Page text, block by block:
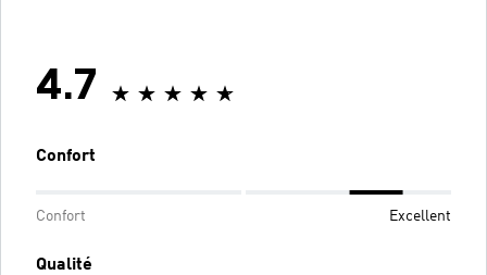
4.7
Confort
Confort Excellent
Qualité